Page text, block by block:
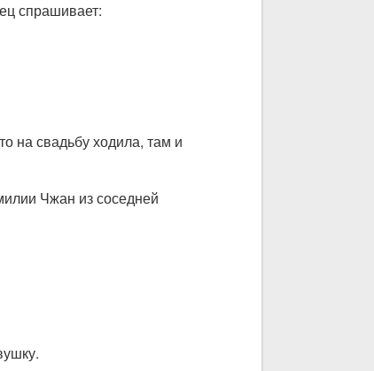
спрашивает:
на свадьбу ходила, там и
Чжан из соседней